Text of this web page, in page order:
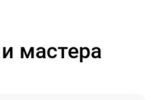
мастера